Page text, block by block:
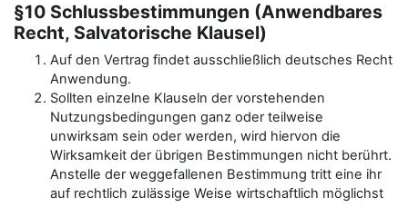
§10 Schlussbestimmungen (Anwendbares
Recht, Salvatorische Klausel)
Auf den Vertrag findet ausschließlich deutsches Recht
Anwendung.
Sollten einzelne Klauseln der vorstehenden
Nutzungsbedingungen ganz oder teilweise
unwirksam sein oder werden, wird hiervon die
Wirksamkeit der übrigen Bestimmungen nicht berührt.
Anstelle der weggefallenen Bestimmung tritt eine ihr
auf rechtlich zulässige Weise wirtschaftlich möglichst